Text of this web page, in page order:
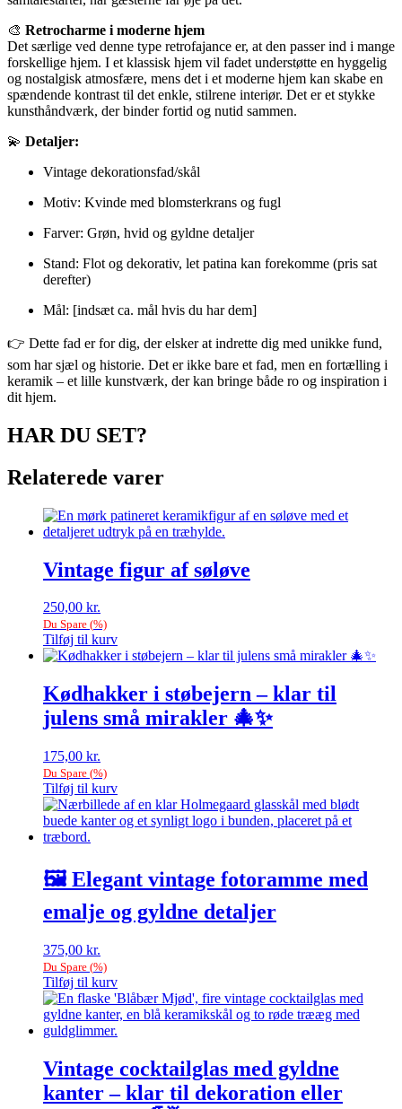
🎨 Retrocharme i moderne hjem
Det særlige ved denne type retrofajance er, at den passer ind i mange
forskellige hjem. I et klassisk hjem vil fadet understøtte en hyggelig
og nostalgisk atmosfære, mens det i et moderne hjem kan skabe en
spændende kontrast til det enkle, stilrene interiør. Det er et stykke
kunsthåndværk, der binder fortid og nutid sammen.
💫 Detaljer:
Vintage dekorationsfad/skål
Motiv: Kvinde med blomsterkrans og fugl
Farver: Grøn, hvid og gyldne detaljer
Stand: Flot og dekorativ, let patina kan forekomme (pris sat
derefter)
Mål: [indsæt ca. mål hvis du har dem]
👉 Dette fad er for dig, der elsker at indrette dig med unikke fund,
som har sjæl og historie. Det er ikke bare et fad, men en fortælling i
keramik – et lille kunstværk, der kan bringe både ro og inspiration i
dit hjem.
HAR DU SET?
Relaterede varer
Vintage figur af søløve
250,00 kr.
Du Spare (%)
Tilføj til kurv
Kødhakker i støbejern – klar til
julens små mirakler 🎄✨
175,00 kr.
Du Spare (%)
Tilføj til kurv
🖼️ Elegant vintage fotoramme med
emalje og gyldne detaljer
375,00 kr.
Du Spare (%)
Tilføj til kurv
Vintage cocktailglas med gyldne
kanter – klar til dekoration eller